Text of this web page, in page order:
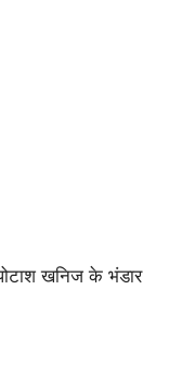
खनिज के भंडार